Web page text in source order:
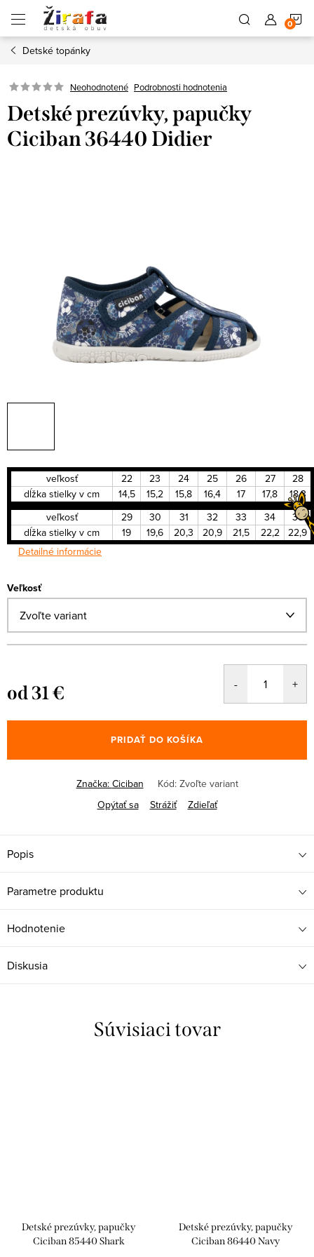
obsah
Detské topánky
Neohodnotené Podrobnosti hodnotenia
Detské prezúvky, papučky
Ciciban 36440 Didier
veľkosť 22 23 24 25 26 27
28
dĺžka stielky v cm
14,5 15,2 15,8 16,4 17 17,8
18,3
veľkosť
29 30 31 32 33 34
35
dĺžka stielky v cm
19 19,6 20,3 20,9 21,5 22,2
22,9
Detailné informácie
Veľkosť
od31 €
cena:
PRIDAŤ DO KOŠÍKA
Značka: Ciciban Kód: Zvoľte variant
Opýtať sa
Strážiť Zdieľať
Popis
Parametre produktu
Hodnotenie
Diskusia
Súvisiaci tovar
Detské prezúvky, papučky
Ciciban 85440 Shark
Detské prezúvky, papučky
Ciciban 86440 Navy